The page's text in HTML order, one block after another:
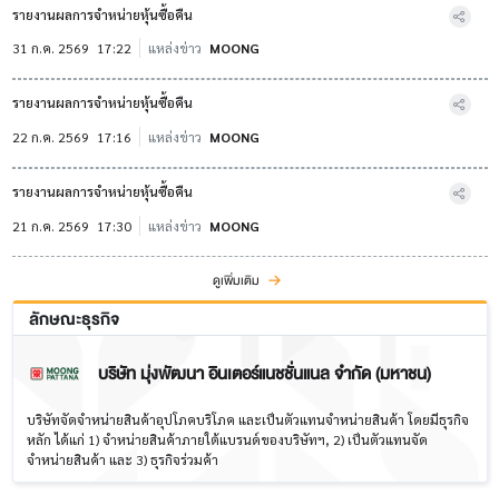
รายงานผลการจำหน่ายหุ้นซื้อคืน
31 ก.ค. 2569 17:22 แหล่งข่าว MOONG
รายงานผลการจำหน่ายหุ้นซื้อคืน
22 ก.ค. 2569 17:16 แหล่งข่าว MOONG
รายงานผลการจำหน่ายหุ้นซื้อคืน
21 ก.ค. 2569 17:30 แหล่งข่าว MOONG
ดูเพิ่มเติม
ลักษณะธุรกิจ
บริษัท มุ่งพัฒนา อินเตอร์แนชชั่นแนล จำกัด (มหาชน)
บริษัทจัดจำหน่ายสินค้าอุปโภคบริโภค และเป็นตัวแทนจำหน่ายสินค้า โดยมีธุรกิจ
หลัก ได้แก่ 1) จำหน่ายสินค้าภายใต้แบรนด์ของบริษัทฯ, 2) เป็นตัวแทนจัด
จำหน่ายสินค้า และ 3) ธุรกิจร่วมค้า